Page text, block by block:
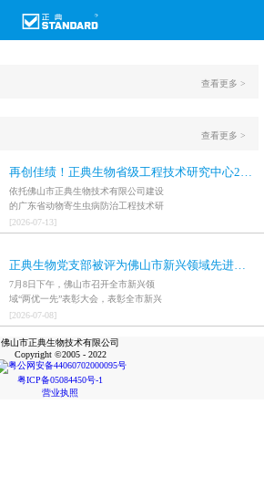
查看更多 >
再创佳绩！正典生物省级工程技术研究中心2025年度动态评估获评优秀
依托佛山市正典生物技术有限公司建设
的广东省动物寄生虫病防治工程技术研
究中心，在全省参评科研平台中综合表
现突出，成功获评最高评价等级“优
[2026-07-13]
正典生物党支部被评为佛山市新兴领域先进基层党组织
7月8日下午，佛山市召开全市新兴领
域“两优一先”表彰大会，表彰全市新兴
领域优秀共产党员、优秀党务工作者和
先进基层党组织，中共佛山市正典生物
技术有限公司支部委员会被评为佛山市
新兴领域先进基层党组织。
[2026-07-08]
查看更多 >
佛山市正典生物技术有限公司
Copyright ©2005 - 2022
粤公网安备44060702000095号
粤ICP备05084450号-1
营业执照